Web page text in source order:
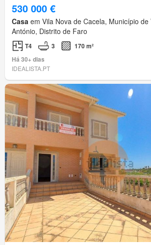
530 000 €
Casa em Vila Nova de Cacela, Município de
António, Distrito de Faro
T4 3
170 m²
Há 30+ dias
IDEALISTA.PT